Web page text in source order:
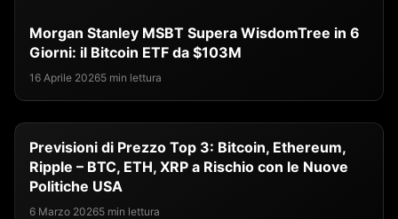
Morgan Stanley MSBT Supera WisdomTree in 6
Giorni: il Bitcoin ETF da $103M
16 Aprile 20265 min lettura
Previsioni di Prezzo Top 3: Bitcoin, Ethereum,
Ripple – BTC, ETH, XRP a Rischio con le Nuove
Politiche USA
6 Marzo 20265 min lettura